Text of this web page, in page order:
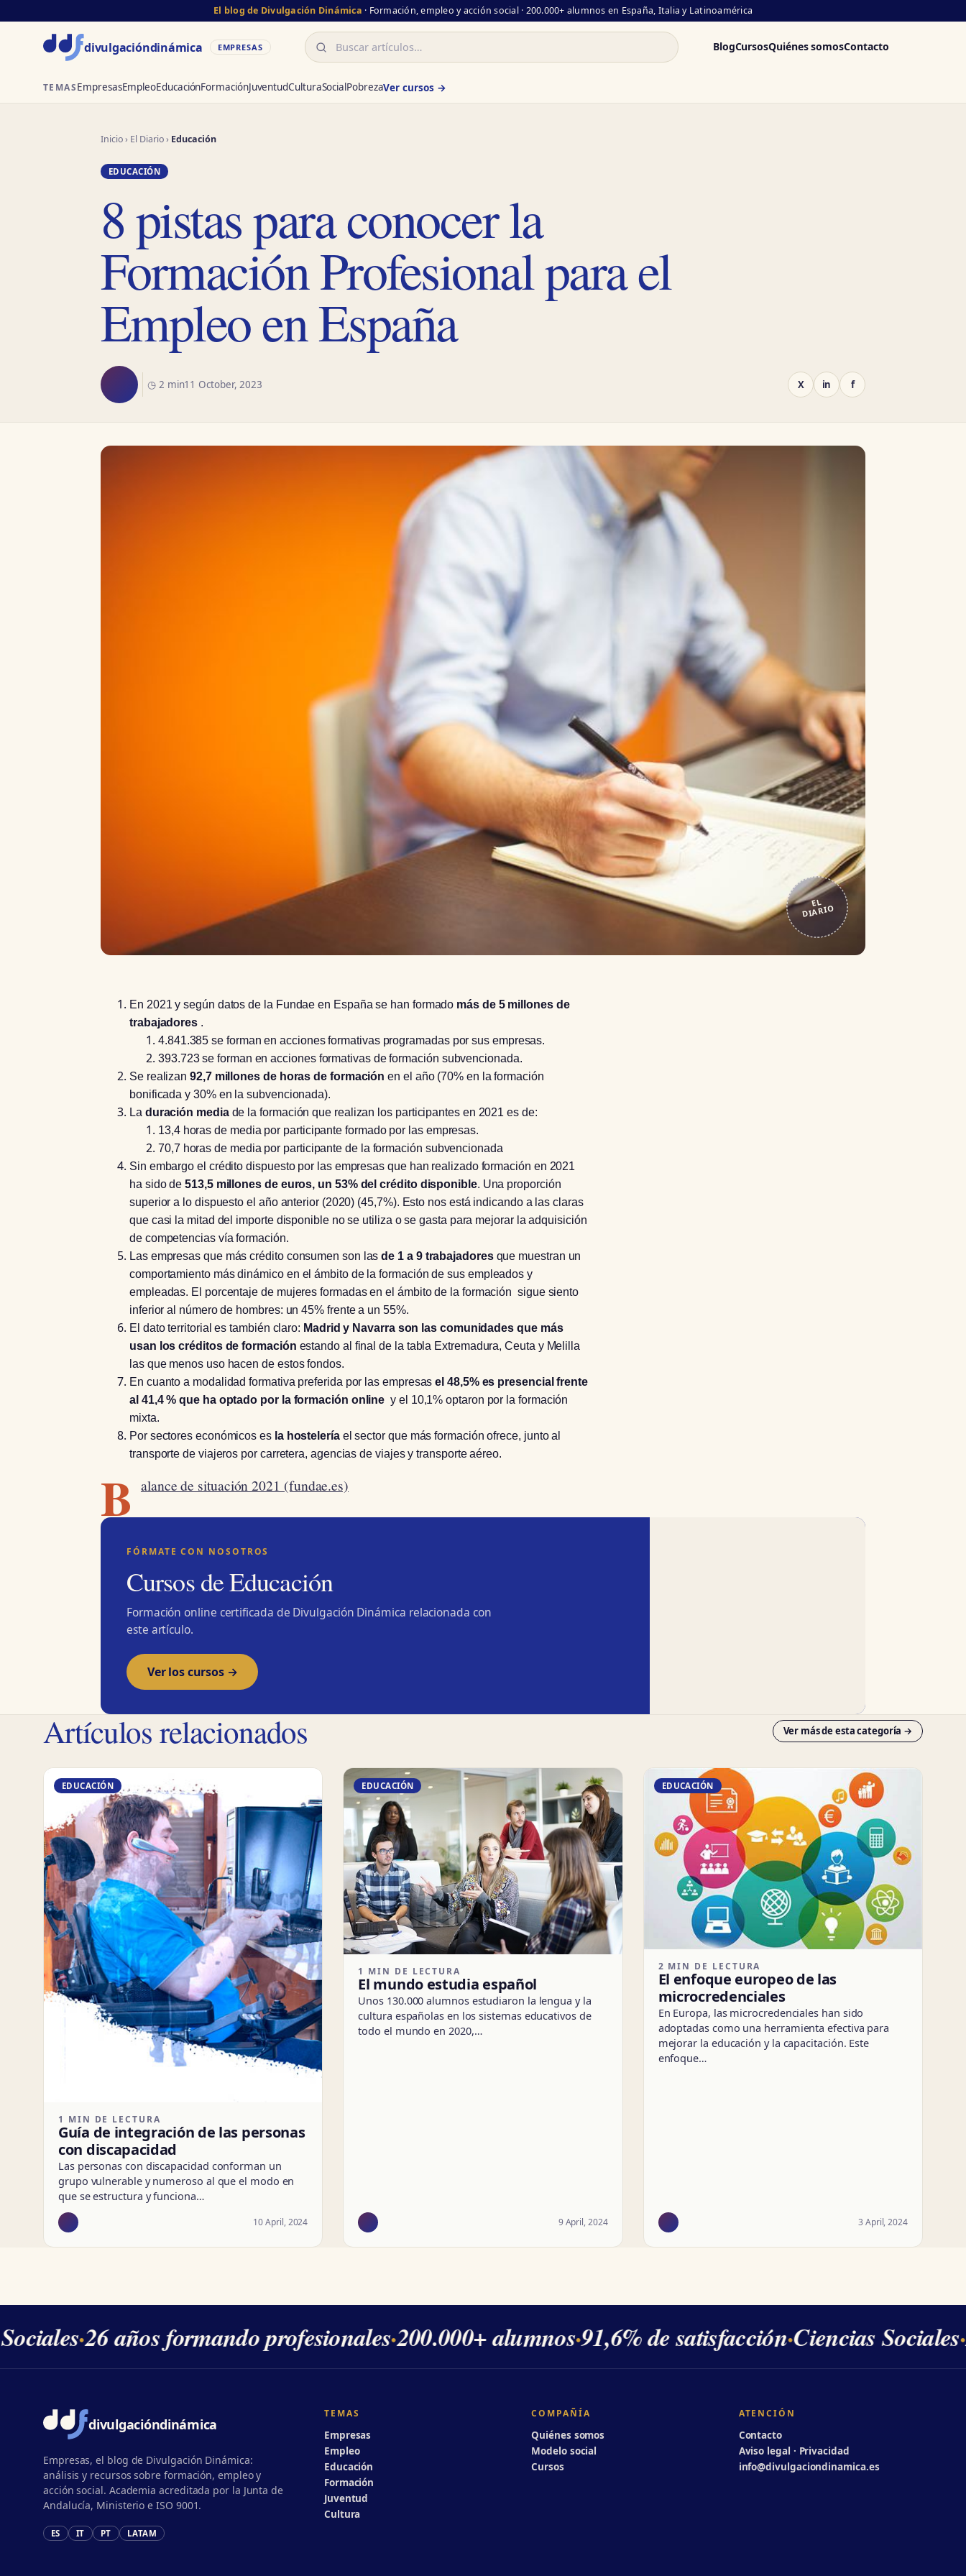
El blog de Divulgación Dinámica · Formación, empleo y acción social · 200.000+ alumnos en España, Italia y Latinoamérica
divulgacióndinámica EMPRESAS Buscar BlogCursosQuiénes somosContacto
TEMASEmpresasEmpleoEducaciónFormaciónJuventudCulturaSocialPobrezaVer cursos →
Inicio› El Diario› Educación
EDUCACIÓN
8 pistas para conocer la
Formación Profesional para el
Empleo en España
◷ 2 min11 October, 2023 X in f
EL
DIARIO
En 2021 y según datos de la Fundae en España se han formado más de 5 millones de
trabajadores .
4.841.385 se forman en acciones formativas programadas por sus empresas.
393.723 se forman en acciones formativas de formación subvencionada.
Se realizan92,7 millones de horas de formación en el año (70% en la formación
bonificada y 30% en la subvencionada).
La duración mediade la formación que realizan los participantes en 2021 es de:
13,4 horas de media por participante formado por las empresas.
70,7 horas de media por participante de la formación subvencionada
Sin embargo el crédito dispuesto por las empresas que han realizado formación en 2021
ha sido de513,5 millones de euros, un 53% del crédito disponible. Una proporción
superior a lo dispuesto el año anterior (2020) (45,7%). Esto nos está indicando a las claras
que casi la mitad del importe disponible no se utiliza o se gasta para mejorar la adquisición
de competencias vía formación.
Las empresas que más crédito consumen son lasde 1 a 9 trabajadoresque muestran un
comportamiento más dinámico en el ámbito de la formación de sus empleados y
empleadas. El porcentaje de mujeres formadas en el ámbito de la formación sigue siento
inferior al número de hombres: un 45% frente a un 55%.
El dato territorial es también claro: Madrid y Navarra son las comunidades que más
usan los créditos de formación estando al final de la tabla Extremadura, Ceuta y Melilla
las que menos uso hacen de estos fondos.
En cuanto a modalidad formativa preferida por las empresasel 48,5% es presencial frente
al 41,4 % que ha optado por la formación online y el 10,1% optaron por la formación
mixta.
Por sectores económicos es la hosteleríael sector que más formación ofrece, junto al
transporte de viajeros por carretera, agencias de viajes y transporte aéreo.
B alance de situación 2021 (fundae.es)
FÓRMATE CON NOSOTROS
Cursos de Educación
Formación online certificada de Divulgación Dinámica relacionada con
este artículo.
Ver los cursos →
Artículos relacionados Ver más de esta categoría →
EDUCACIÓN
1 MIN DE LECTURA
Guía de integración de las personas
con discapacidad
Las personas con discapacidad conforman un
grupo vulnerable y numeroso al que el modo en
que se estructura y funciona…
10 April, 2024
EDUCACIÓN
1 MIN DE LECTURA
El mundo estudia español
Unos 130.000 alumnos estudiaron la lengua y la
cultura españolas en los sistemas educativos de
todo el mundo en 2020,…
9 April, 2024
EDUCACIÓN
2 MIN DE LECTURA
El enfoque europeo de las
microcredenciales
En Europa, las microcredenciales han sido
adoptadas como una herramienta efectiva para
mejorar la educación y la capacitación. Este
enfoque…
3 April, 2024
·26 años formando profesionales·200.000+ alumnos·91,6% de satisfacción·Ciencias Sociales·
divulgacióndinámica
Empresas, el blog de Divulgación Dinámica:
análisis y recursos sobre formación, empleo y
acción social. Academia acreditada por la Junta de
Andalucía, Ministerio e ISO 9001.
ES IT PT LATAM
TEMAS
Empresas
Empleo
Educación
Formación
Juventud
Cultura
COMPAÑÍA
Quiénes somos
Modelo social
Cursos
ATENCIÓN
Contacto
Aviso legal · Privacidad
info@divulgaciondinamica.es